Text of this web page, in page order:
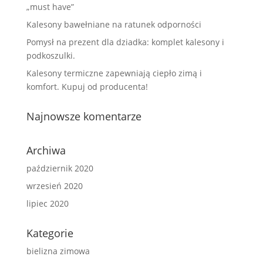
„must have”
Kalesony bawełniane na ratunek odporności
Pomysł na prezent dla dziadka: komplet kalesony i
podkoszulki.
Kalesony termiczne zapewniają ciepło zimą i
komfort. Kupuj od producenta!
Najnowsze komentarze
Archiwa
październik 2020
wrzesień 2020
lipiec 2020
Kategorie
bielizna zimowa